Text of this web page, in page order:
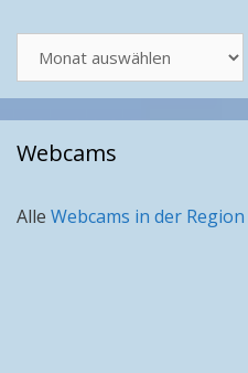
nach
Monat
Webcams
Alle Webcams in der Region